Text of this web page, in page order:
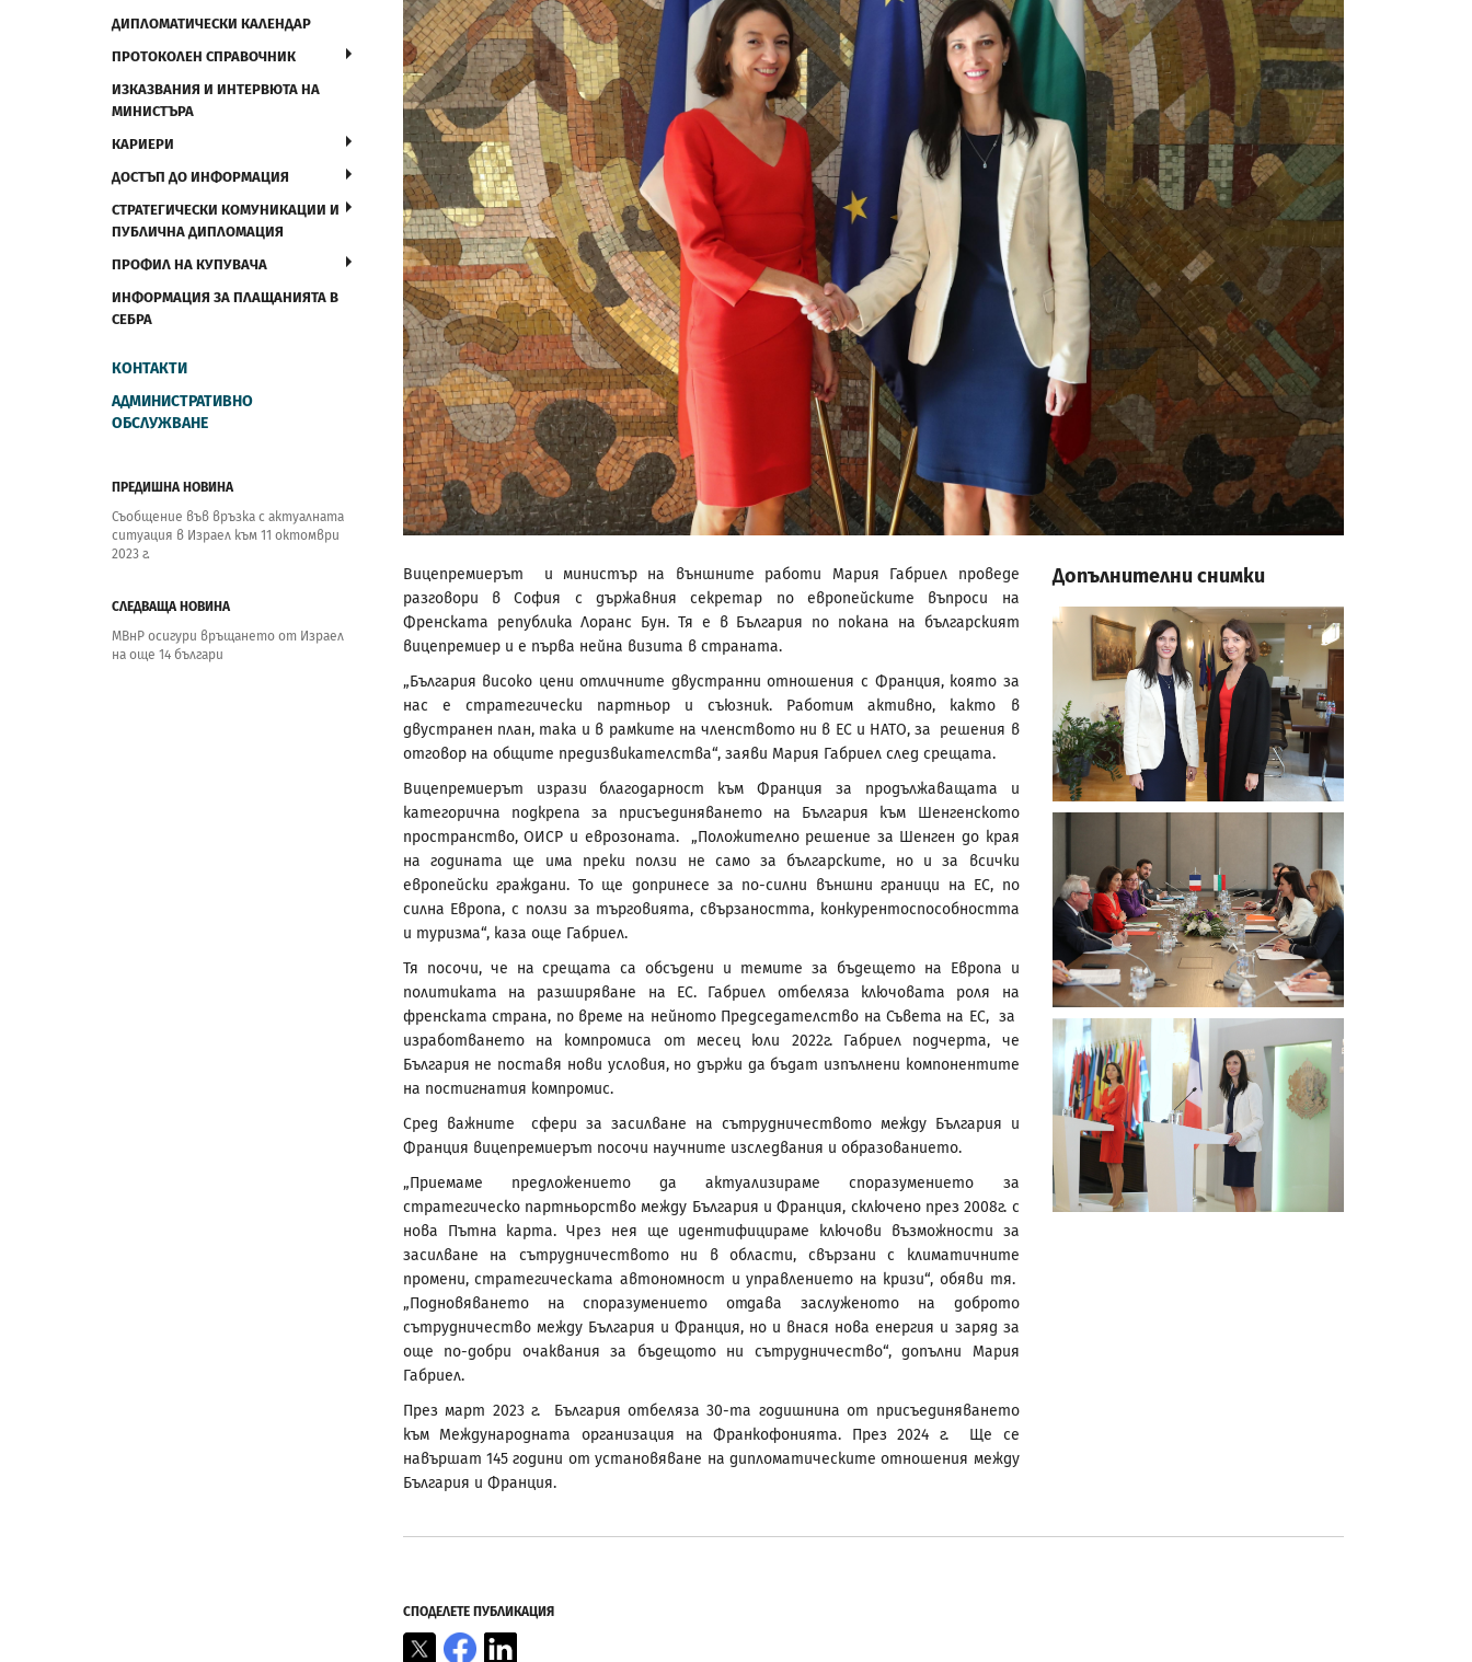
ДИПЛОМАТИЧЕСКИ КАЛЕНДАР
ПРОТОКОЛЕН СПРАВОЧНИК
ИЗКАЗВАНИЯ И ИНТЕРВЮТА НА
МИНИСТЪРА
КАРИЕРИ
ДОСТЪП ДО ИНФОРМАЦИЯ
СТРАТЕГИЧЕСКИ КОМУНИКАЦИИ И
ПУБЛИЧНА ДИПЛОМАЦИЯ
ПРОФИЛ НА КУПУВАЧА
ИНФОРМАЦИЯ ЗА ПЛАЩАНИЯТА В
СЕБРА
КОНТАКТИ
АДМИНИСТРАТИВНО
ОБСЛУЖВАНЕ
ПРЕДИШНА НОВИНА
Съобщение във връзка с актуалната
ситуация в Израел към 11 октомври
2023 г.
СЛЕДВАЩА НОВИНА
МВнР осигури връщането от Израел
на още 14 българи
Вицепремиерът и министър на външните работи Мария Габриел проведе
разговори в София с държавния секретар по европейските въпроси на
Френската република Лоранс Бун. Тя е в България по покана на българският
вицепремиер и е първа нейна визита в страната.
„България високо цени отличните двустранни отношения с Франция, която за
нас е стратегически партньор и съюзник. Работим активно, както в
двустранен план, така и в рамките на членството ни в ЕС и НАТО, за решения в
отговор на общите предизвикателства“, заяви Мария Габриел след срещата.
Вицепремиерът изрази благодарност към Франция за продължаващата и
категорична подкрепа за присъединяването на България към Шенгенското
пространство, ОИСР и еврозоната. „Положително решение за Шенген до края
на годината ще има преки ползи не само за българските, но и за всички
европейски граждани. То ще допринесе за по-силни външни граници на ЕС, по
силна Европа, с ползи за търговията, свързаността, конкурентоспособността
и туризма“, каза още Габриел.
Тя посочи, че на срещата са обсъдени и темите за бъдещето на Европа и
политиката на разширяване на ЕС. Габриел отбеляза ключовата роля на
френската страна, по време на нейното Председателство на Съвета на ЕС, за
изработването на компромиса от месец юли 2022г. Габриел подчерта, че
България не поставя нови условия, но държи да бъдат изпълнени компонентите
на постигнатия компромис.
Сред важните сфери за засилване на сътрудничеството между България и
Франция вицепремиерът посочи научните изследвания и образованието.
„Приемаме предложението да актуализираме споразумението за
стратегическо партньорство между България и Франция, сключено през 2008г. с
нова Пътна карта. Чрез нея ще идентифицираме ключови възможности за
засилване на сътрудничеството ни в области, свързани с климатичните
промени, стратегическата автономност и управлението на кризи“, обяви тя.
„Подновяването на споразумението отдава заслуженото на доброто
сътрудничество между България и Франция, но и внася нова енергия и заряд за
още по-добри очаквания за бъдещото ни сътрудничество“, допълни Мария
Габриел.
През март 2023 г. България отбеляза 30-та годишнина от присъединяването
към Международната организация на Франкофонията. През 2024 г. Ще се
навършат 145 години от установяване на дипломатическите отношения между
България и Франция.
Допълнителни снимки
СПОДЕЛЕТЕ ПУБЛИКАЦИЯ
X Facebook